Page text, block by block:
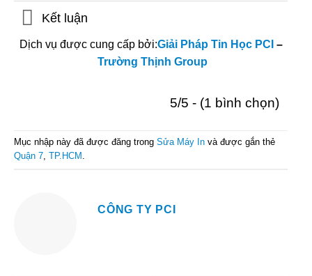
Kết luận
Dịch vụ được cung cấp bởi:Giải Pháp Tin Học PCI –
Trường Thịnh Group
5/5 - (1 bình chọn)
Mục nhập này đã được đăng trong Sửa Máy In và được gắn thẻ
Quận 7, TP.HCM .
CÔNG TY PCI